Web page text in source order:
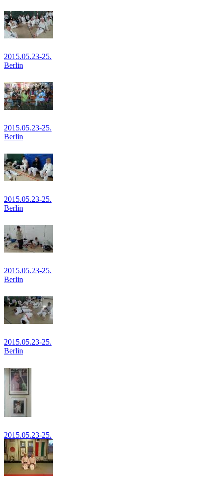
2015.05.23-25.
Berlin
2015.05.23-25.
Berlin
2015.05.23-25.
Berlin
2015.05.23-25.
Berlin
2015.05.23-25.
Berlin
2015.05.23-25.
Berlin